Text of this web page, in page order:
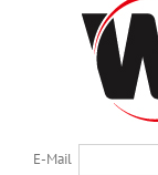
E-Mail